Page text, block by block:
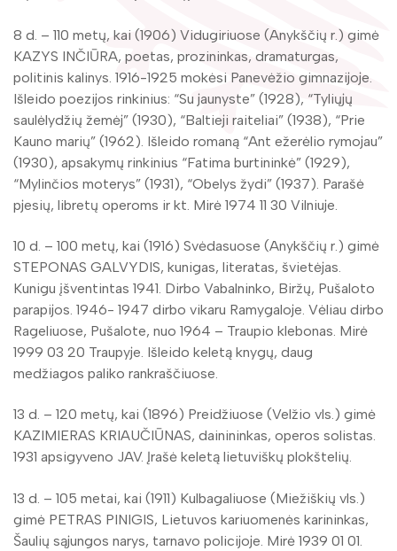
8 d. – 110 metų, kai (1906) Vidugiriuose (Anykščių r.) gimė
KAZYS INČIŪRA, poetas, prozininkas, dramaturgas,
politinis kalinys. 1916-1925 mokėsi Panevėžio gimnazijoje.
Išleido poezijos rinkinius: “Su jaunyste” (1928), “Tyliųjų
saulėlydžių žemėj” (1930), “Baltieji raiteliai” (1938), “Prie
Kauno marių” (1962). Išleido romaną “Ant ežerėlio rymojau”
(1930), apsakymų rinkinius “Fatima burtininkė” (1929),
“Mylinčios moterys” (1931), “Obelys žydi” (1937). Parašė
pjesių, libretų operoms ir kt. Mirė 1974 11 30 Vilniuje.
10 d. – 100 metų, kai (1916) Svėdasuose (Anykščių r.) gimė
STEPONAS GALVYDIS, kunigas, literatas, švietėjas.
Kunigu įšventintas 1941. Dirbo Vabalninko, Biržų, Pušaloto
parapijos. 1946- 1947 dirbo vikaru Ramygaloje. Vėliau dirbo
Rageliuose, Pušalote, nuo 1964 – Traupio klebonas. Mirė
1999 03 20 Traupyje. Išleido keletą knygų, daug
medžiagos paliko rankraščiuose.
13 d. – 120 metų, kai (1896) Preidžiuose (Velžio vls.) gimė
KAZIMIERAS KRIAUČIŪNAS, dainininkas, operos solistas.
1931 apsigyveno JAV. Įrašė keletą lietuviškų plokštelių.
13 d. – 105 metai, kai (1911) Kulbagaliuose (Miežiškių vls.)
gimė PETRAS PINIGIS, Lietuvos kariuomenės karininkas,
Šaulių sąjungos narys, tarnavo policijoje. Mirė 1939 01 01.